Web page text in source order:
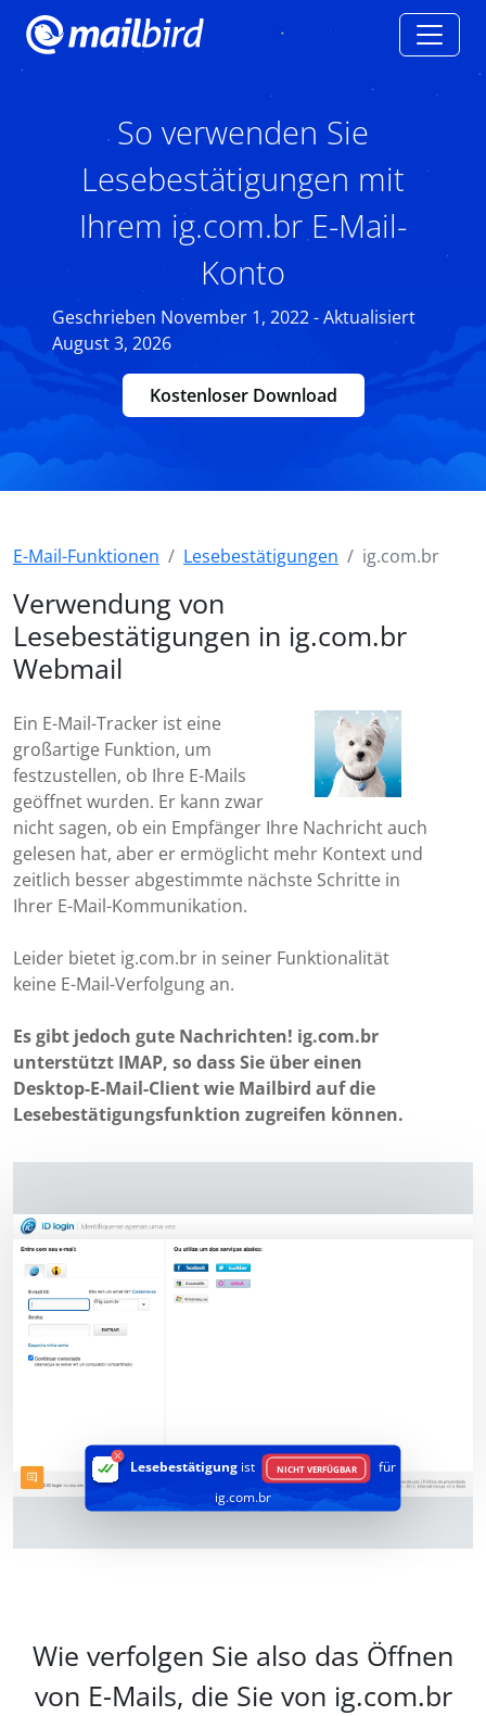
So verwenden Sie
Lesebestätigungen mit
Ihrem ig.com.br E-Mail-
Konto
Geschrieben November 1, 2022 - Aktualisiert
August 3, 2026
Kostenloser Download
E-Mail-Funktionen Lesebestätigungen ig.com.br
Verwendung von
Lesebestätigungen in ig.com.br
Webmail
Ein E-Mail-Tracker ist eine
großartige Funktion, um
festzustellen, ob Ihre E-Mails
geöffnet wurden. Er kann zwar
nicht sagen, ob ein Empfänger Ihre Nachricht auch
gelesen hat, aber er ermöglicht mehr Kontext und
zeitlich besser abgestimmte nächste Schritte in
Ihrer E-Mail-Kommunikation.
Leider bietet ig.com.br in seiner Funktionalität
keine E-Mail-Verfolgung an.
Es gibt jedoch gute Nachrichten! ig.com.br
unterstützt IMAP, so dass Sie über einen
Desktop-E-Mail-Client wie Mailbird auf die
Lesebestätigungsfunktion zugreifen können.
Lesebestätigungist NICHT VERFÜGBAR
für
ig.com.br
Wie verfolgen Sie also das Öffnen
von E-Mails, die Sie von ig.com.br